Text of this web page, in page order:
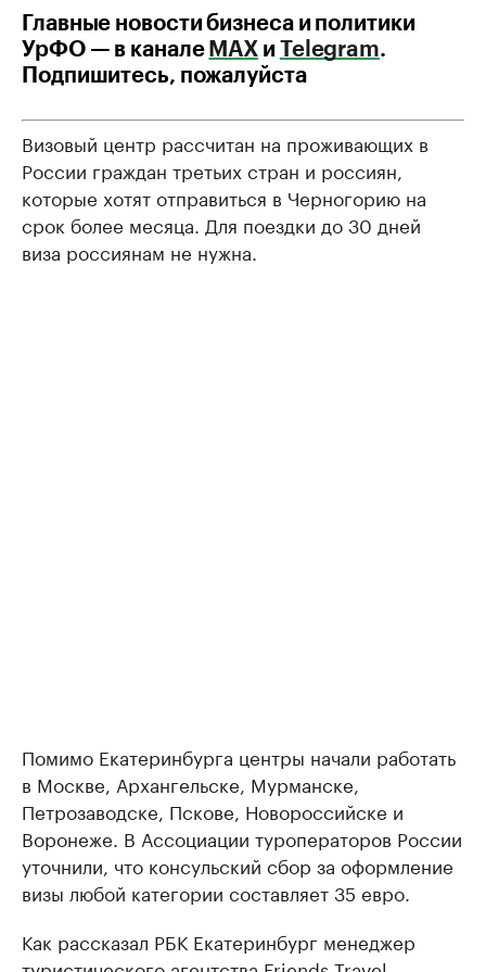
Главные новости бизнеса и политики
УрФО — в канале МАХ и Telegram.
Подпишитесь, пожалуйста
Визовый центр рассчитан на проживающих в
России граждан третьих стран и россиян,
которые хотят отправиться в Черногорию на
срок более месяца. Для поездки до 30 дней
виза россиянам не нужна.
Помимо Екатеринбурга центры начали работать
в Москве, Архангельске, Мурманске,
Петрозаводске, Пскове, Новороссийске и
Воронеже. В Ассоциации туроператоров России
уточнили, что консульский сбор за оформление
визы любой категории составляет 35 евро.
Как рассказал РБК Екатеринбург менеджер